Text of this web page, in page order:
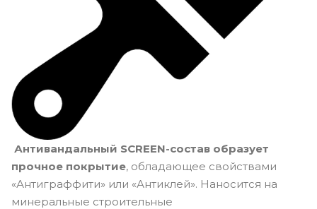
Антивандальный SCREEN-cостав образует
прочное покрытие, обладающее свойствами
«Антиграффити» или «Антиклей». Наносится на
минеральные строительные